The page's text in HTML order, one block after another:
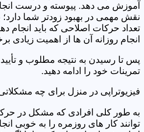
آموزش می دهد. پیوسته و درست
نقش مهمی در بهبود زودتر شما دارد؛
تعداد حرکات اصلاحی که باید انجام
انجام روزانه آن ها از اهمیت زیادی
پس تا رسیدن به نتیجه مطلوب و تأیید
تمرینات خود را ادامه دهید.
فیزیوتراپی در منزل برای چه
به طور کلی افرادی که مشکل در
توانند کار های روزمره را به خوبی